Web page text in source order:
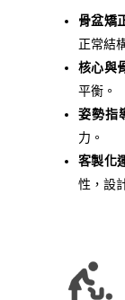
骨盆矯
正常結
核心與
平衡。
姿勢指
力。
客製化
性，設